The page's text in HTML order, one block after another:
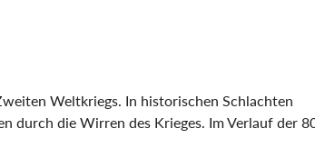
Weltkriegs. In historischen Schlachten
durch die Wirren des Krieges. Im Verlauf der